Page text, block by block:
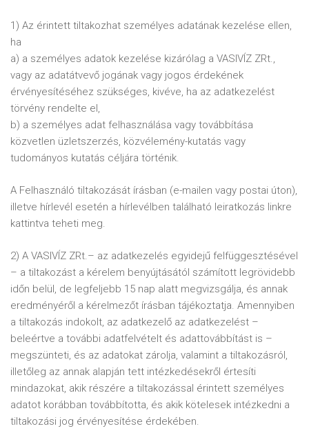
1) Az érintett tiltakozhat személyes adatának kezelése ellen,
ha
a) a személyes adatok kezelése kizárólag a VASIVÍZ ZRt.,
vagy az adatátvevő jogának vagy jogos érdekének
érvényesítéséhez szükséges, kivéve, ha az adatkezelést
törvény rendelte el,
b) a személyes adat felhasználása vagy továbbítása
közvetlen üzletszerzés, közvélemény-kutatás vagy
tudományos kutatás céljára történik.
A Felhasználó tiltakozását írásban (e-mailen vagy postai úton),
illetve hírlevél esetén a hírlevélben található leiratkozás linkre
kattintva teheti meg.
2) A VASIVÍZ ZRt.– az adatkezelés egyidejű felfüggesztésével
– a tiltakozást a kérelem benyújtásától számított legrövidebb
időn belül, de legfeljebb 15 nap alatt megvizsgálja, és annak
eredményéről a kérelmezőt írásban tájékoztatja. Amennyiben
a tiltakozás indokolt, az adatkezelő az adatkezelést –
beleértve a további adatfelvételt és adattovábbítást is –
megszünteti, és az adatokat zárolja, valamint a tiltakozásról,
illetőleg az annak alapján tett intézkedésekről értesíti
mindazokat, akik részére a tiltakozással érintett személyes
adatot korábban továbbította, és akik kötelesek intézkedni a
tiltakozási jog érvényesítése érdekében.